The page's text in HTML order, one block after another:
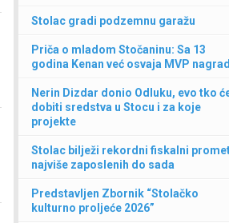
Stolac gradi podzemnu garažu
Priča o mladom Stočaninu: Sa 13
godina Kenan već osvaja MVP
Nerin Dizdar donio Odluku, evo tko
dobiti sredstva u Stocu i za koje
projekte
Stolac bilježi rekordni fiskalni
najviše zaposlenih do sada
Predstavljen Zbornik “Stolačko
kulturno proljeće 2026”